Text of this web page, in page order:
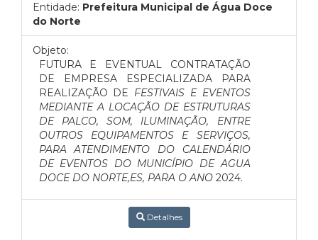
Entidade: Prefeitura Municipal de Água Doce
do Norte
Objeto:
FUTURA E EVENTUAL CONTRATAÇÃO
DE EMPRESA ESPECIALIZADA PARA
REALIZAÇÃO DE FESTIVAIS E EVENTOS
MEDIANTE A LOCAÇÃO DE ESTRUTURAS
DE PALCO, SOM, ILUMINAÇÃO, ENTRE
OUTROS EQUIPAMENTOS E SERVIÇOS,
PARA ATENDIMENTO DO CALENDÁRIO
DE EVENTOS DO MUNICÍPIO DE AGUA
DOCE DO NORTE,ES, PARA O ANO 2024.
Detalhes